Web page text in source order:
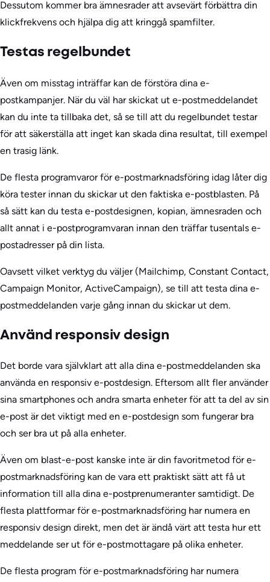
Dessutom kommer bra ämnesrader att avsevärt förbättra din
klickfrekvens och hjälpa dig att kringgå spamfilter.
Testas regelbundet
Även om misstag inträffar kan de förstöra dina e-
postkampanjer. När du väl har skickat ut e-postmeddelandet
kan du inte ta tillbaka det, så se till att du regelbundet testar
för att säkerställa att inget kan skada dina resultat, till exempel
en trasig länk.
De flesta programvaror för e-postmarknadsföring idag låter dig
köra tester innan du skickar ut den faktiska e-postblasten. På
så sätt kan du testa e-postdesignen, kopian, ämnesraden och
allt annat i e-postprogramvaran innan den träffar tusentals e-
postadresser på din lista.
Oavsett vilket verktyg du väljer (Mailchimp, Constant Contact,
Campaign Monitor, ActiveCampaign), se till att testa dina e-
postmeddelanden varje gång innan du skickar ut dem.
Använd responsiv design
Det borde vara självklart att alla dina e-postmeddelanden ska
använda en responsiv e-postdesign. Eftersom allt fler använder
sina smartphones och andra smarta enheter för att ta del av sin
e-post är det viktigt med en e-postdesign som fungerar bra
och ser bra ut på alla enheter.
Även om blast-e-post kanske inte är din favoritmetod för e-
postmarknadsföring kan de vara ett praktiskt sätt att få ut
information till alla dina e-postprenumeranter samtidigt. De
flesta plattformar för e-postmarknadsföring har numera en
responsiv design direkt, men det är ändå värt att testa hur ett
meddelande ser ut för e-postmottagare på olika enheter.
De flesta program för e-postmarknadsföring har numera